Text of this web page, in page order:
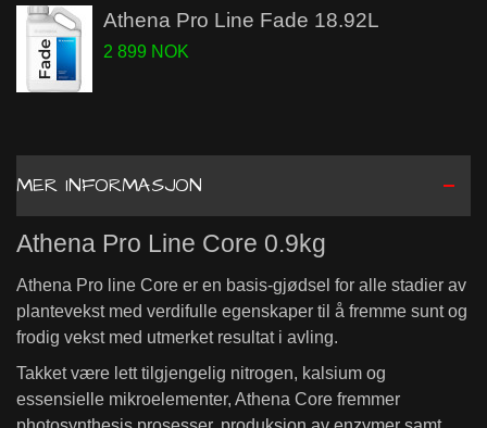
Athena Pro Line Fade 18.92L
2 899 NOK
MER INFORMASJON
Athena Pro Line Core 0.9kg
Athena Pro line Core er en basis-gjødsel for alle stadier av
plantevekst med verdifulle egenskaper til å fremme sunt og
frodig vekst med utmerket resultat i avling.
Takket være lett tilgjengelig nitrogen, kalsium og
essensielle mikroelementer, Athena Core fremmer